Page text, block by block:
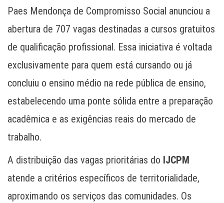
Paes Mendonça de Compromisso Social anunciou a
abertura de 707 vagas destinadas a cursos gratuitos
de qualificação profissional. Essa iniciativa é voltada
exclusivamente para quem está cursando ou já
concluiu o ensino médio na rede pública de ensino,
estabelecendo uma ponte sólida entre a preparação
acadêmica e as exigências reais do mercado de
trabalho.
A distribuição das vagas prioritárias do IJCPM
atende a critérios específicos de territorialidade,
aproximando os serviços das comunidades. Os